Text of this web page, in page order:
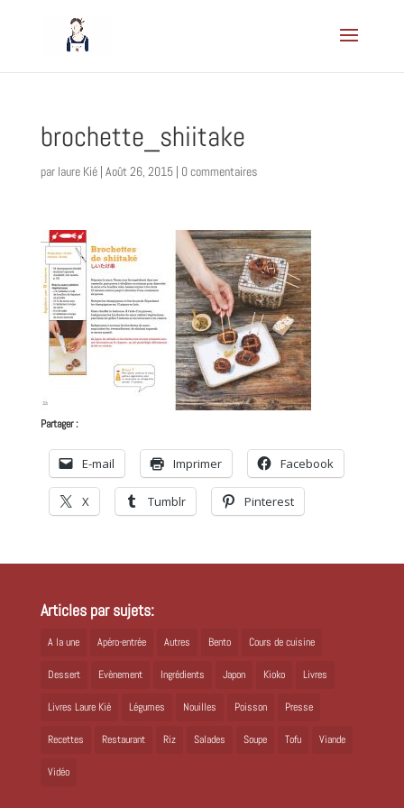
brochette_shiitake
par laure Kié| Août 26, 2015| 0 commentaires
Partager :
E-mail Imprimer Facebook
X Tumblr Pinterest
Articles par sujets:
A la une Apéro-entrée Autres Bento Cours de cuisine
Dessert Evènement Ingrédients Japon Kioko Livres
Livres Laure Kié Légumes Nouilles Poisson Presse
Recettes Restaurant Riz Salades Soupe Tofu Viande
Vidéo